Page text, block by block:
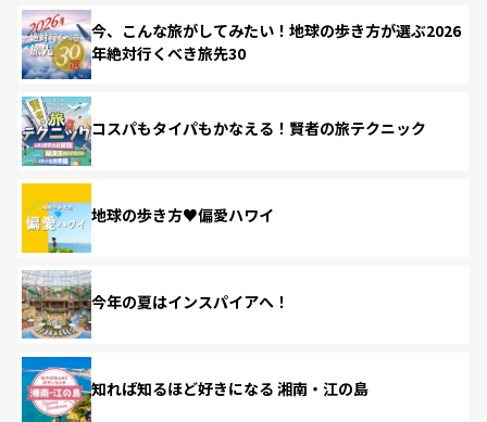
今、こんな旅がしてみたい！地球の歩き方が選ぶ2026
年絶対行くべき旅先30
コスパもタイパもかなえる！賢者の旅テクニック
地球の歩き方♥偏愛ハワイ
今年の夏はインスパイアへ！
知れば知るほど好きになる 湘南・江の島